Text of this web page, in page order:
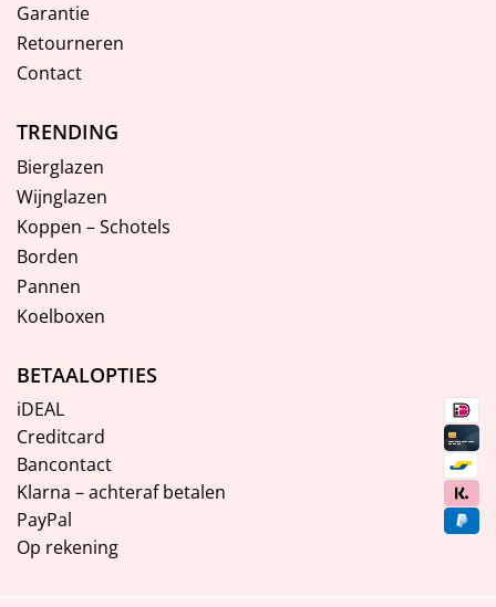
Garantie
Retourneren
Contact
TRENDING
Bierglazen
Wijnglazen
Koppen – Schotels
Borden
Pannen
Koelboxen
BETAALOPTIES
iDEAL
Creditcard
Bancontact
Klarna – achteraf betalen
PayPal
Op rekening